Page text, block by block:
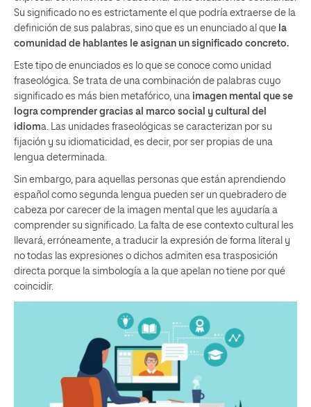
Su significado no es estrictamente el que podría extraerse de la
definición de sus palabras, sino que es un enunciado al que la
comunidad de hablantes le asignan un significado concreto.
Este tipo de enunciados es lo que se conoce como unidad
fraseológica. Se trata de una combinación de palabras cuyo
significado es más bien metafórico, una imagen mental que se
logra comprender gracias al marco social y cultural del
idioma. Las unidades fraseológicas se caracterizan por su
fijación y su idiomaticidad, es decir, por ser propias de una
lengua determinada.
Sin embargo, para aquellas personas que están aprendiendo
español como segunda lengua pueden ser un quebradero de
cabeza por carecer de la imagen mental que les ayudaría a
comprender su significado. La falta de ese contexto cultural les
llevará, erróneamente, a traducir la expresión de forma literal y
no todas las expresiones o dichos admiten esa trasposición
directa porque la simbología a la que apelan no tiene por qué
coincidir.